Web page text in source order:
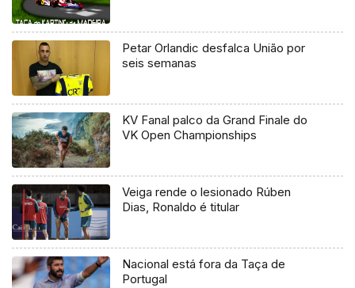
Petar Orlandic desfalca União por
seis semanas
KV Fanal palco da Grand Finale do
VK Open Championships
Veiga rende o lesionado Rúben
Dias, Ronaldo é titular
Nacional está fora da Taça de
Portugal